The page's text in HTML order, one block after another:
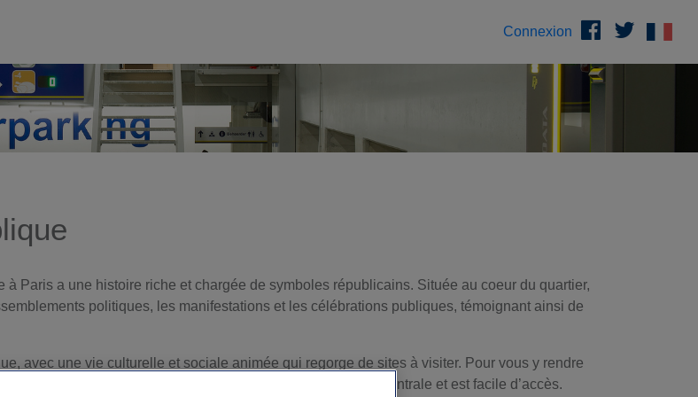
Connexion
Paris a une histoire riche et chargée de symboles républicains. Située au coeur du quartier,
politiques, les manifestations et les célébrations publiques, témoignant ainsi de
avec une vie culturelle et sociale animée qui regorge de sites à visiter. Pour vous y rendre
dispose d’une position centrale et est facile d’accès.